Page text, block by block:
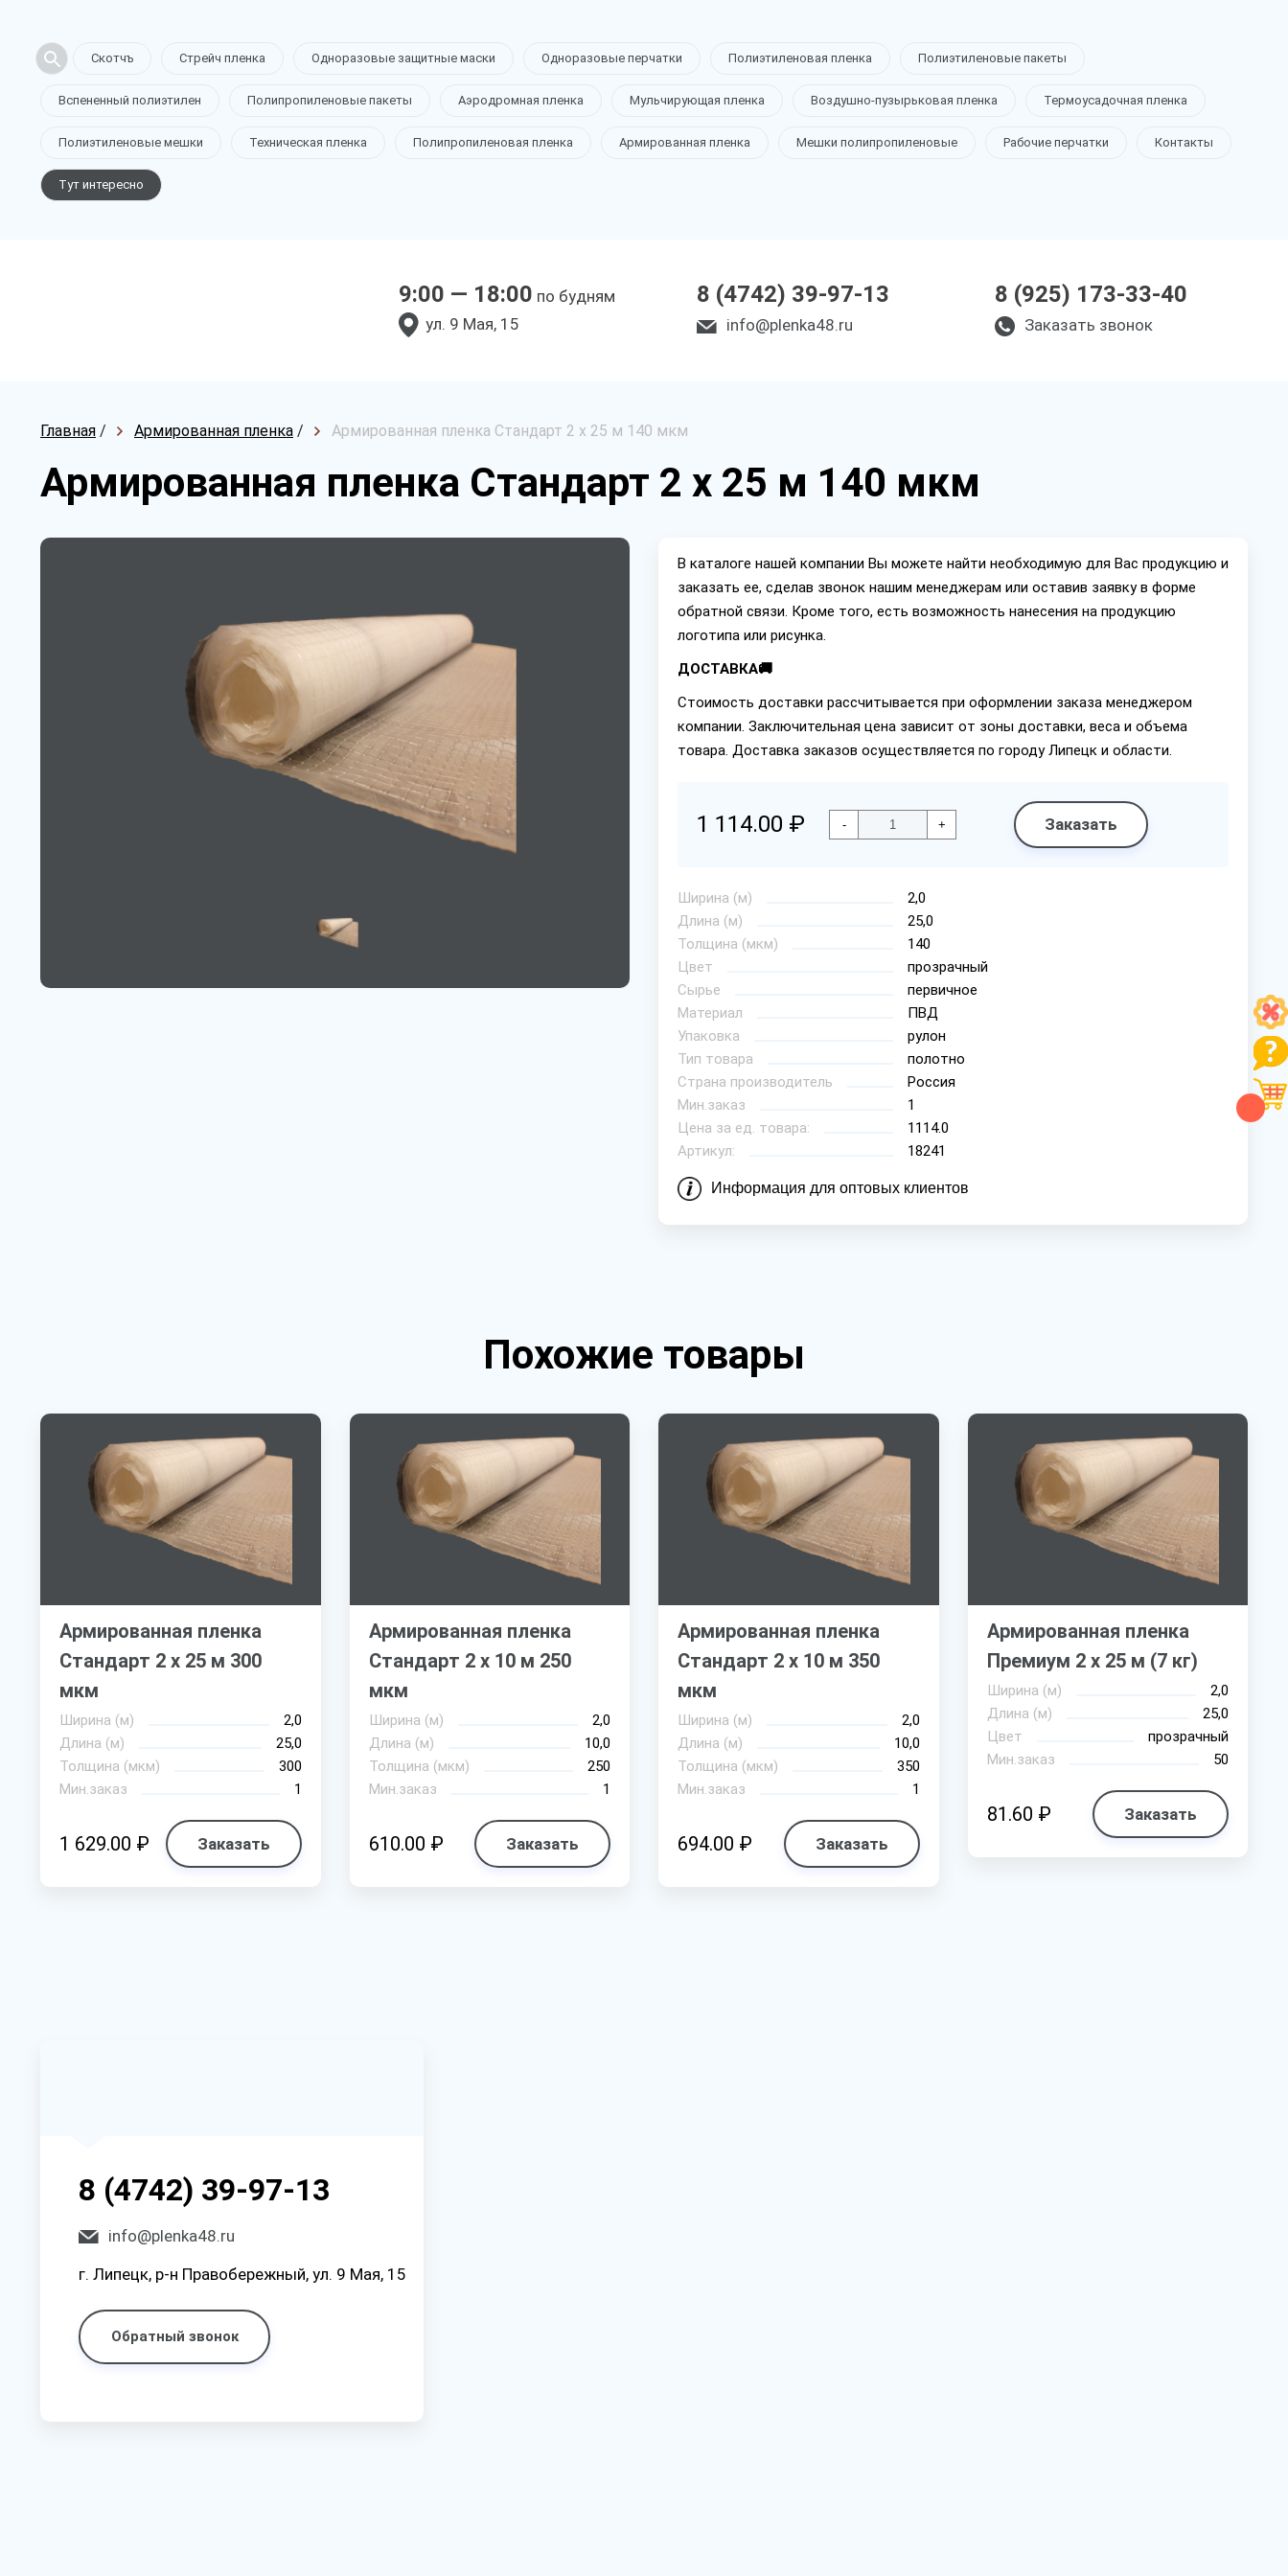
Скотчъ Стрейч пленка Одноразовые защитные маски Одноразовые перчатки Полиэтиленовая пленка Полиэтиленовые пакеты
Вспененный полиэтилен Полипропиленовые пакеты Аэродромная пленка Мульчирующая пленка Воздушно-пузырьковая пленка Термоусадочная пленка
Полиэтиленовые мешки Техническая пленка Полипропиленовая пленка Армированная пленка Мешки полипропиленовые Рабочие перчатки Контакты
Тут интересно
9:00 — 18:00 по будням
ул. 9 Мая, 15
8 (4742) 39-97-13
info@plenka48.ru
8 (925) 173-33-40
Заказать звонок
Главная / Армированная пленка / Армированная пленка Стандарт 2 х 25 м 140 мкм
Армированная пленка Стандарт 2 х 25 м 140 мкм
В каталоге нашей компании Вы можете найти необходимую для Вас продукцию и
заказать ее, сделав звонок нашим менеджерам или оставив заявку в форме
обратной связи. Кроме того, есть возможность нанесения на продукцию
логотипа или рисунка.
ДОСТАВКА🚚
Стоимость доставки рассчитывается при оформлении заказа менеджером
компании. Заключительная цена зависит от зоны доставки, веса и объема
товара. Доставка заказов осуществляется по городу Липецк и области.
1 114.00 ₽ - + Заказать
Ширина (м)
2,0
Длина (м)
25,0
Толщина (мкм)
140
Цвет
прозрачный
Сырье
первичное
Материал
ПВД
Упаковка
рулон
Тип товара
полотно
Страна производитель
Россия
Мин.заказ
1
Цена за ед. товара:
1114.0
Артикул:
18241
Информация для оптовых клиентов
Похожие товары
Армированная пленка
Стандарт 2 х 25 м 300
мкм
Ширина (м)
2,0
Длина (м)
25,0
Толщина (мкм)
300
Мин.заказ
1
1 629.00 ₽ Заказать
Армированная пленка
Стандарт 2 х 10 м 250
мкм
Ширина (м)
2,0
Длина (м)
10,0
Толщина (мкм)
250
Мин.заказ
1
610.00 ₽ Заказать
Армированная пленка
Стандарт 2 х 10 м 350
мкм
Ширина (м)
2,0
Длина (м)
10,0
Толщина (мкм)
350
Мин.заказ
1
694.00 ₽ Заказать
Армированная пленка
Премиум 2 х 25 м (7 кг)
Ширина (м)
2,0
Длина (м)
25,0
Цвет
прозрачный
Мин.заказ
50
81.60 ₽ Заказать
8 (4742) 39-97-13
info@plenka48.ru
г. Липецк, р-н Правобережный, ул. 9 Мая, 15
Обратный звонок